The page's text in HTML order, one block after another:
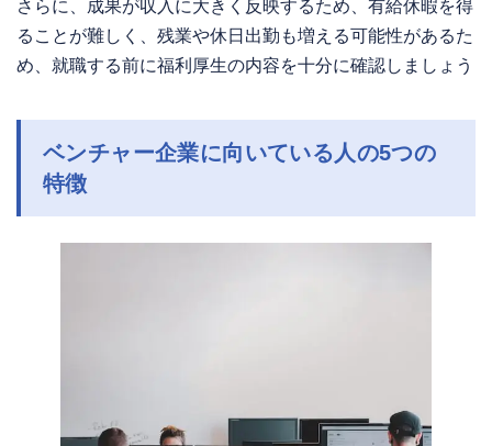
さらに、成果が収入に大きく反映するため、有給休暇を得
ることが難しく、残業や休日出勤も増える可能性があるた
め、就職する前に福利厚生の内容を十分に確認しましょう
ベンチャー企業に向いている人の5つの
特徴